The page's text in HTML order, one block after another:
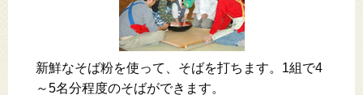
新鮮なそば粉を使って、そばを打ちます。1組で4
～5名分程度のそばができます。